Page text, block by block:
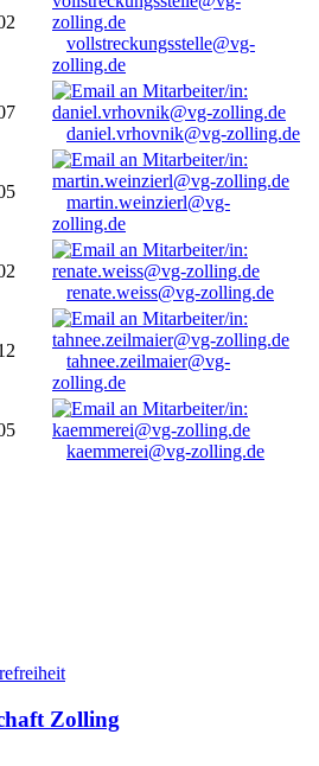
vollstreckungsstelle@vg-
zolling.de
daniel.vrhovnik@vg-zolling.de
martin.weinzierl@vg-
zolling.de
renate.weiss@vg-zolling.de
tahnee.zeilmaier@vg-
zolling.de
kaemmerei@vg-zolling.de
Zolling